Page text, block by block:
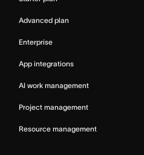
Advanced plan
Enterprise
App integrations
AI work management
Project management
Resource management